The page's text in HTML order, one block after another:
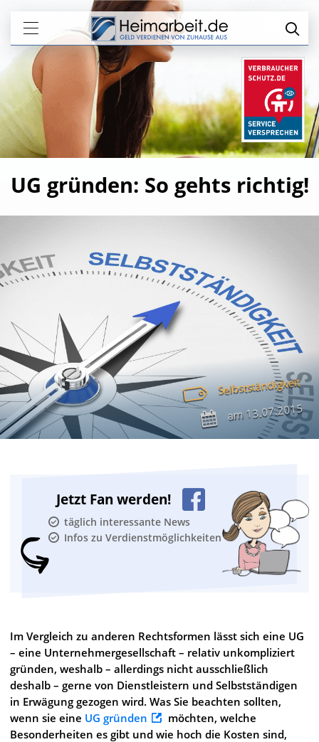
UG gründen: So gehts richtig!
Selbstständigkeit
am13.07.2015
Jetzt Fan werden!
täglich interessante News
Infos zu Verdienstmöglichkeiten
Im Vergleich zu anderen Rechtsformen lässt sich eine UG
– eine Unternehmergesellschaft – relativ unkompliziert
gründen, weshalb – allerdings nicht ausschließlich
deshalb – gerne von Dienstleistern und Selbstständigen
in Erwägung gezogen wird. Was Sie beachten sollten,
wenn sie eine UG gründen
möchten, welche
Besonderheiten es gibt und wie hoch die Kosten sind,